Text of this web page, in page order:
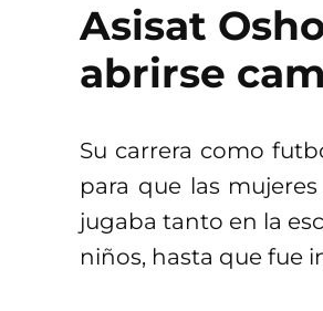
Asisat
abrirse
Su carrera como
para que las
jugaba tanto en la
niños, hasta que fue